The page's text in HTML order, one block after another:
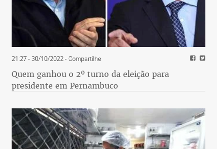
21:27 - 30/10/2022- Compartilhe
Quem ganhou o 2º turno da eleição para
presidente em Pernambuco